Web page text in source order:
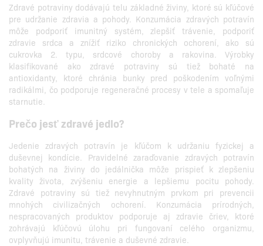
Zdravé potraviny dodávajú telu základné živiny, ktoré sú kľúčové
pre udržanie zdravia a pohody. Konzumácia zdravých potravín
môže podporiť imunitný systém, zlepšiť trávenie, podporiť
zdravie srdca a znížiť riziko chronických ochorení, ako sú
cukrovka 2. typu, srdcové choroby a rakovina. Výrobky
klasifikované ako zdravé potraviny sú tiež bohaté na
antioxidanty, ktoré chránia bunky pred poškodením voľnými
radikálmi, čo podporuje regeneračné procesy v tele a spomaľuje
starnutie.
Prečo jesť zdravé jedlo?
Jedenie zdravých potravín je kľúčom k udržaniu fyzickej a
duševnej kondície. Pravidelné zaraďovanie zdravých potravín
bohatých na živiny do jedálnička môže prispieť k zlepšeniu
kvality života, zvýšeniu energie a lepšiemu pocitu pohody.
Zdravé potraviny sú tiež nevyhnutným prvkom pri prevencii
mnohých civilizačných ochorení. Konzumácia prírodných,
nespracovaných produktov podporuje aj zdravie čriev, ktoré
zohrávajú kľúčovú úlohu pri fungovaní celého organizmu,
ovplyvňujú imunitu, trávenie a duševné zdravie.